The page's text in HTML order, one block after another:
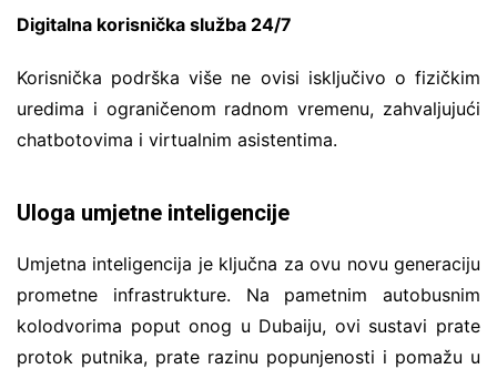
Digitalna korisnička služba 24/7
Korisnička podrška više ne ovisi isključivo o fizičkim
uredima i ograničenom radnom vremenu, zahvaljujući
chatbotovima i virtualnim asistentima.
Uloga umjetne inteligencije
Umjetna inteligencija je ključna za ovu novu generaciju
prometne infrastrukture. Na pametnim autobusnim
kolodvorima poput onog u Dubaiju, ovi sustavi prate
protok putnika, prate razinu popunjenosti i pomažu u